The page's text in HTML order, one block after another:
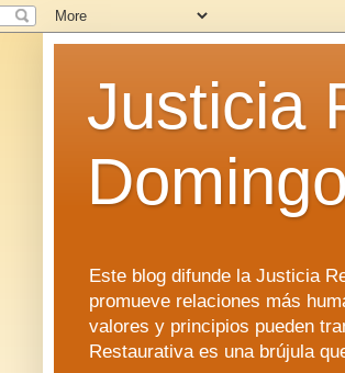
Justicia
Este blog difunde la Justicia
promueve relaciones más
valores y principios pueden
Restaurativa es una brújula